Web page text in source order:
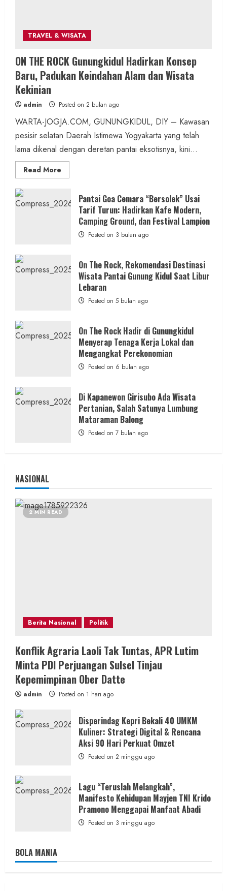
Berita KUA Semugih, DIY
Keutamaan Sholawat dan Kunci Hidup
Tenang Jadi Materi Utama Pengajian
Aparat Margosari
admin Posted on 7 jam ago
Kebakaran Hanguskan Kantin dan Gudang
SD Negeri 1 Jerukan, Polsek Juwangi
Lakukan Olah TKP
Berita Daerah
Lomba Pengagungan Kalurahan Balong:
Merayakan HUT ke-81 RI untuk
Posted on 15 jam ago
TRAVEL & WISATA
ON THE ROCK Gunungkidul Hadirkan Konsep
Baru, Padukan Keindahan Alam dan Wisata
Kekinian
admin Posted on 2 bulan ago
WARTA-JOGJA.COM, GUNUNGKIDUL, DIY – Kawasan
pesisir selatan Daerah Istimewa Yogyakarta yang telah
lama dikenal dengan deretan pantai eksotisnya, kini...
Read More
more
ROCK
Gunungkidul
Hadirkan
Konsep
Baru,
Padukan
Wisata
Kekinian
Pantai Goa Cemara “Bersolek” Usai
Tarif Turun: Hadirkan Kafe Modern,
Camping Ground, dan Festival Lampion
Posted on 3 bulan ago
On The Rock, Rekomendasi Destinasi
Wisata Pantai Gunung Kidul Saat Libur
Lebaran
Posted on 5 bulan ago
On The Rock Hadir di Gunungkidul
Menyerap Tenaga Kerja Lokal dan
Mengangkat Perekonomian
Posted on 6 bulan ago
Di Kapanewon Girisubo Ada Wisata
Pertanian, Salah Satunya Lumbung
Mataraman Balong
Posted on 7 bulan ago
NASIONAL
2 MIN READ
Berita Nasional Politik
Konflik Agraria Laoli Tak Tuntas, APR Lutim
Minta PDI Perjuangan Sulsel Tinjau
Kepemimpinan Ober Datte
admin Posted on 1 hari ago
Disperindag Kepri Bekali 40 UMKM
Kuliner: Strategi Digital & Rencana
Aksi 90 Hari Perkuat Omzet
Posted on 2 minggu ago
Lagu “Teruslah Melangkah”,
Manifesto Kehidupan Mayjen TNI Krido
Pramono Menggapai Manfaat Abadi
Posted on 3 minggu ago
BOLA MANIA